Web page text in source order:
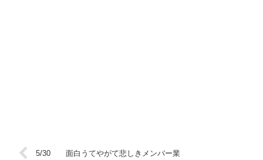
5/30 面白うてやがて悲しきメンバー業